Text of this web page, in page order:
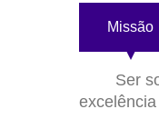
Missão
Ser